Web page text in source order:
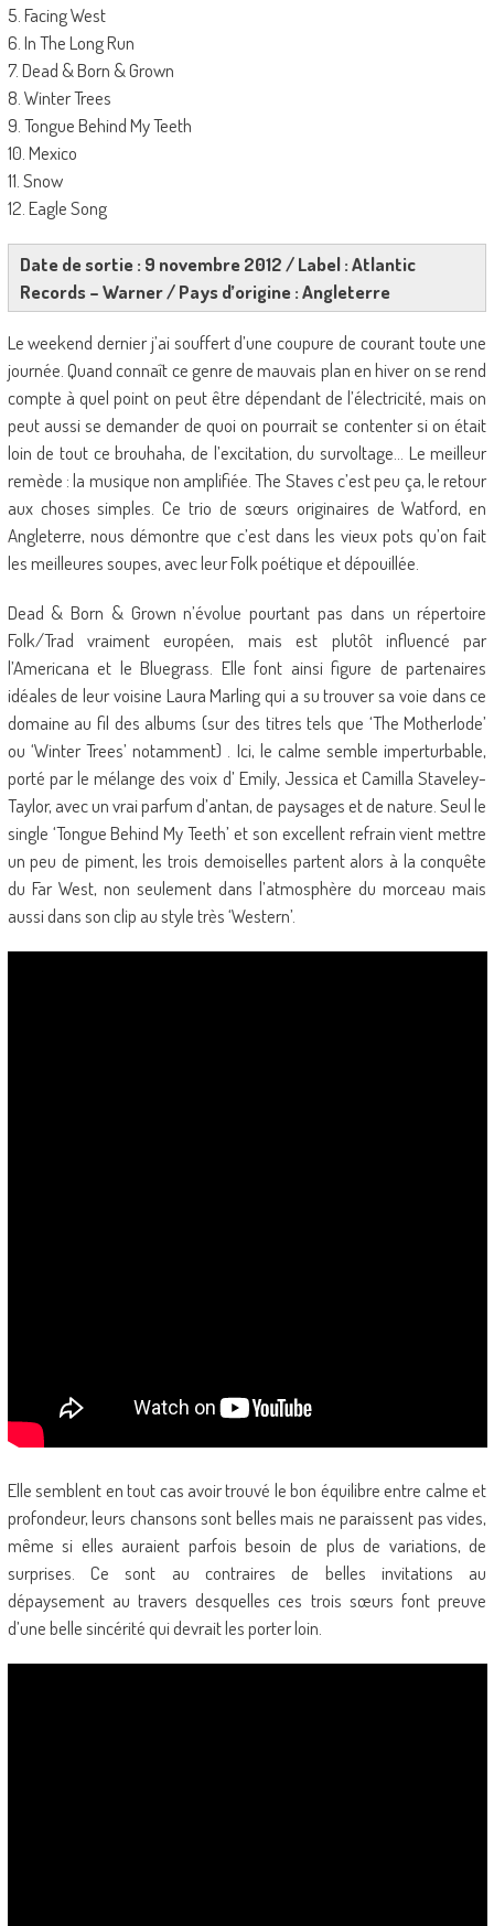
5. Facing West
6. In The Long Run
7. Dead & Born & Grown
8. Winter Trees
9. Tongue Behind My Teeth
10. Mexico
11. Snow
12. Eagle Song
Date de sortie : 9 novembre 2012 / Label : Atlantic
Records – Warner / Pays d’origine : Angleterre
Le weekend dernier j’ai souffert d’une coupure de courant toute une
journée. Quand connaît ce genre de mauvais plan en hiver on se rend
compte à quel point on peut être dépendant de l’électricité, mais on
peut aussi se demander de quoi on pourrait se contenter si on était
loin de tout ce brouhaha, de l’excitation, du survoltage… Le meilleur
remède : la musique non amplifiée. The Staves c’est peu ça, le retour
aux choses simples. Ce trio de sœurs originaires de Watford, en
Angleterre, nous démontre que c’est dans les vieux pots qu’on fait
les meilleures soupes, avec leur Folk poétique et dépouillée.
Dead & Born & Grown n’évolue pourtant pas dans un répertoire
Folk/Trad vraiment européen, mais est plutôt influencé par
l’Americana et le Bluegrass. Elle font ainsi figure de partenaires
idéales de leur voisine Laura Marling qui a su trouver sa voie dans ce
domaine au fil des albums (sur des titres tels que ‘The Motherlode’
ou ‘Winter Trees’ notamment) . Ici, le calme semble imperturbable,
porté par le mélange des voix d’ Emily, Jessica et Camilla Staveley-
Taylor, avec un vrai parfum d’antan, de paysages et de nature. Seul le
single ‘Tongue Behind My Teeth’ et son excellent refrain vient mettre
un peu de piment, les trois demoiselles partent alors à la conquête
du Far West, non seulement dans l’atmosphère du morceau mais
aussi dans son clip au style très ‘Western’.
Elle semblent en tout cas avoir trouvé le bon équilibre entre calme et
profondeur, leurs chansons sont belles mais ne paraissent pas vides,
même si elles auraient parfois besoin de plus de variations, de
surprises. Ce sont au contraires de belles invitations au
dépaysement au travers desquelles ces trois sœurs font preuve
d’une belle sincérité qui devrait les porter loin.